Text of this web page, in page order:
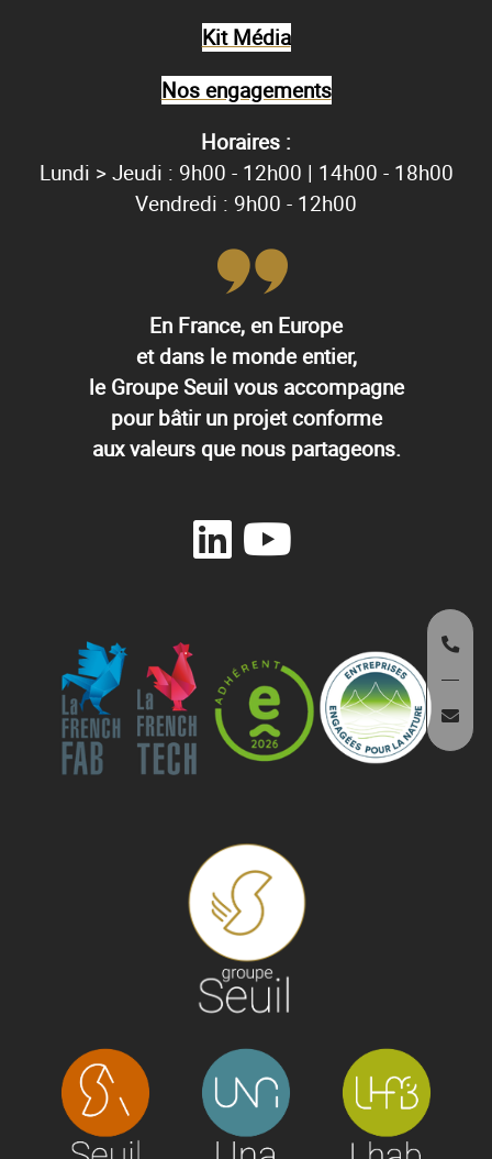
Kit Média
Nos engagements
Horaires :
Lundi > Jeudi : 9h00 - 12h00 | 14h00 - 18h00
Vendredi : 9h00 - 12h00
En France, en Europe
et dans le monde entier,
le Groupe Seuil vous accompagne
pour bâtir un projet conforme
aux valeurs que nous partageons.